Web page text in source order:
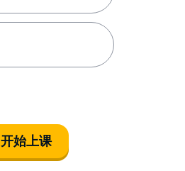
开始上课